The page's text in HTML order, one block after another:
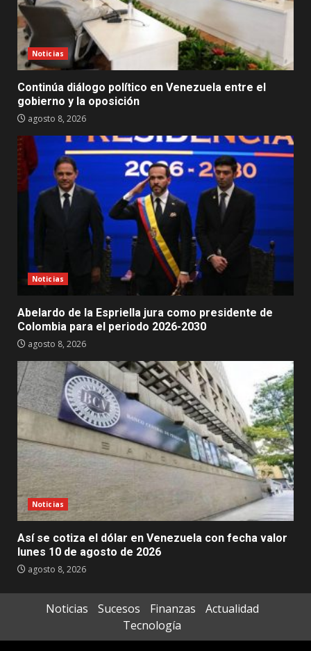
Noticias
Continúa diálogo político en Venezuela entre el
gobierno y la oposición
agosto 8, 2026
Noticias
Abelardo de la Espriella jura como presidente de
Colombia para el periodo 2026-2030
agosto 8, 2026
Noticias
Así se cotiza el dólar en Venezuela con fecha valor
lunes 10 de agosto de 2026
agosto 8, 2026
Noticias Sucesos Finanzas
Actualidad
Tecnología